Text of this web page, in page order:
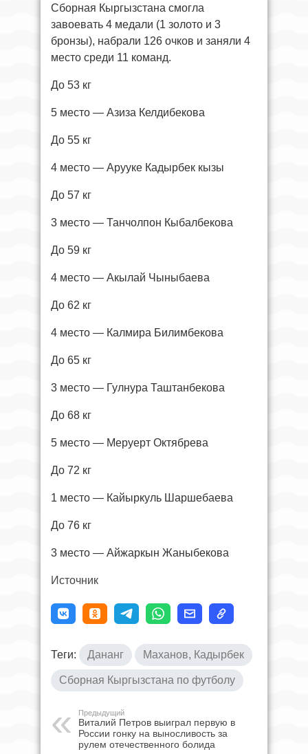
Сборная Кыргызстана смогла
завоевать 4 медали (1 золото и 3
бронзы), набрали 126 очков и заняли 4
место среди 11 команд.
До 53 кг
5 место — Азиза Келдибекова
До 55 кг
4 место — Арууке Кадырбек кызы
До 57 кг
3 место — Танчолпон Кыбалбекова
До 59 кг
4 место — Акылай Чыныбаева
До 62 кг
4 место — Калмира Билимбекова
До 65 кг
3 место — Гулнура Таштанбекова
До 68 кг
5 место — Меруерт Октябрева
До 72 кг
1 место — Кайыркуль Шаршебаева
До 76 кг
3 место — Айжаркын Жаныбекова
Источник
Теги: Дананг Маханов, Кадырбек
Сборная Кыргызстана по футболу
Предыдущий
Виталий Петров выиграл первую в
России гонку на выносливость за
рулем отечественного болида